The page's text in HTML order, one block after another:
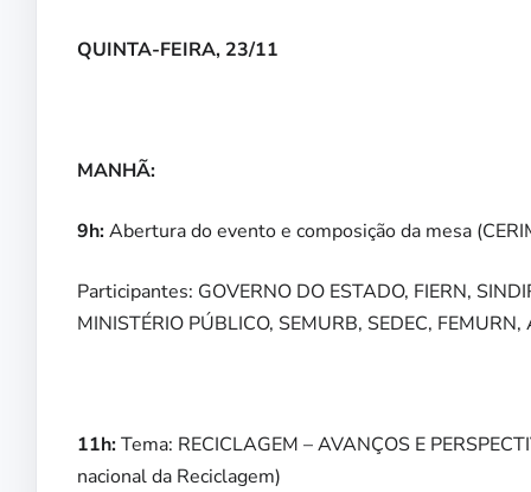
QUINTA-FEIRA, 23/11
MANHÃ:
9h:Abertura do evento e composição da mesa
Participantes: GOVERNO DO ESTADO, FIERN,
MINISTÉRIO PÚBLICO, SEMURB, SEDEC,
11h:Tema: RECICLAGEM – AVANÇOS E
nacional da Reciclagem)